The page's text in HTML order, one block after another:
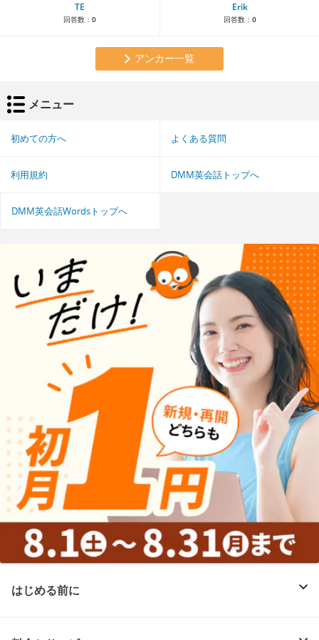
TE
回答数： 0
Erik
回答数： 0
アンカー一覧
メニュー
初めての方へ よくある質問
利用規約 DMM英会話トップへ
DMM英会話Wordsトップへ
はじめる前に